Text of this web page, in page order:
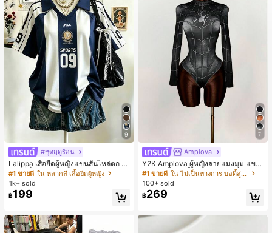
9
#ชุดฤดูร้อน
Lalippa เสื้อยืดผู้หญิงแขนสั้นไหล่ตก ค
อวีปกเสื้อ ลายพิมพ์ดิจิทัลลายทาง สไตล์
สปอร์ตแฟชั่นมินิมอล ของขวัญสำหรับเ
พื่อน
#1 ขายดี ใน หลากสี เสื้อยืดผู้หญิง
1k+ sold
฿199
7
Amplova
Y2K Amplova ผู้หญิงลายแมงมุม แขน
ยาว คอตั้ง บอดี้สูท, สไตล์แฟชั่นดาร์ก
บอดี้สูทผู้หญิง บอดี้สูทฮาโลวีน บอดี้สูท
ลายใยแมงมุม
#1 ขายดี
ใน ไม่เป็นทางการ บอดี้สูทผู้หญิง
100+ sold
฿269